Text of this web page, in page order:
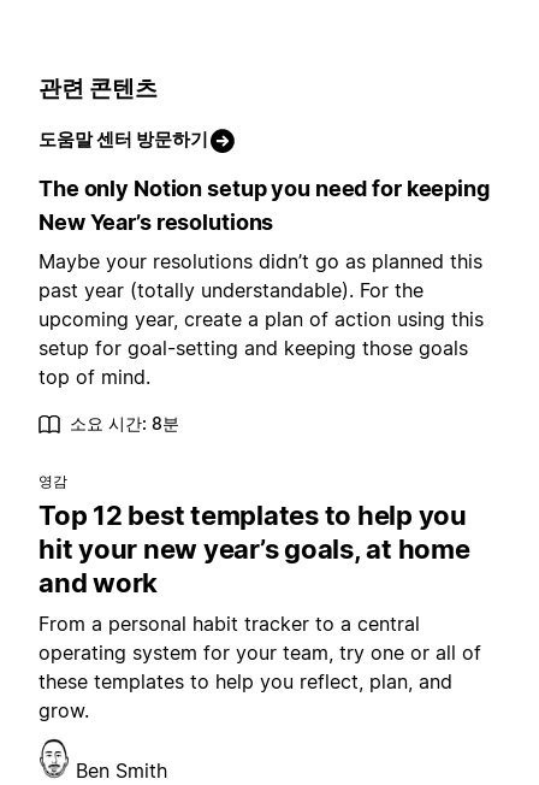
관련 콘텐츠
도움말 센터 방문하기
The only Notion setup you need for keeping
New Year’s resolutions
Maybe your resolutions didn’t go as planned this
past year (totally understandable). For the
upcoming year, create a plan of action using this
setup for goal-setting and keeping those goals
top of mind.
소요 시간: 8분
영감
Top 12 best templates to help you
hit your new year’s goals, at home
and work
From a personal habit tracker to a central
operating system for your team, try one or all of
these templates to help you reflect, plan, and
grow.
Ben Smith